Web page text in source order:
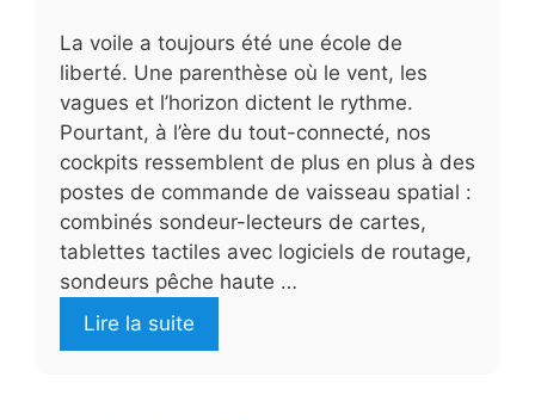
La voile a toujours été une école de
liberté. Une parenthèse où le vent, les
vagues et l’horizon dictent le rythme.
Pourtant, à l’ère du tout-connecté, nos
cockpits ressemblent de plus en plus à des
postes de commande de vaisseau spatial :
combinés sondeur-lecteurs de cartes,
tablettes tactiles avec logiciels de routage,
sondeurs pêche haute …
Lire la suite